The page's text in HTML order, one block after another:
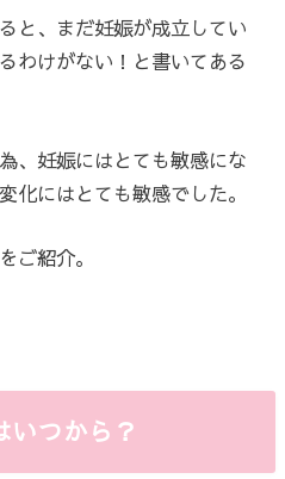
と、まだ妊娠が成立してい
わけがない！と書いてある
、妊娠にはとても敏感にな
化にはとても敏感でした。
ご紹介。
いつから？